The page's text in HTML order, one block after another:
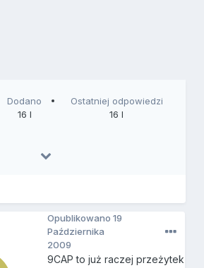
Dodano
16 l
Ostatniej odpowiedzi
16 l
Opublikowano19
Października
2009
9CAP to już raczej przeżytek